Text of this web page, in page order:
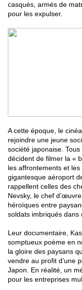
casqués, armés de
pour les expulser.
A cette époque, le
rejoindre une jeune
société japonaise.
décident de filmer la «
les affrontements et
gigantesque aéroport
rappellent celles des
Nevsky, le chef
héroïques entre
soldats imbriqués dans
Leur documentaire,
somptueux poème en
la gloire des paysans
vendre au profit d’une
Japon. En réalité, un
pour les entreprises